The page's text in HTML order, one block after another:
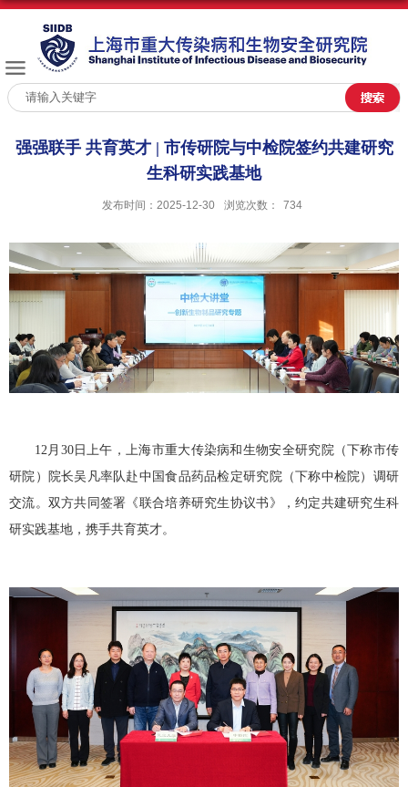
强强联手 共育英才 | 市传研院与中检院签约共建研究
生科研实践基地
发布时间：2025-12-30 浏览次数： 734
12月 30日上午，上海市重大传染病和生物安全研究院（下称市传
研院）院长吴凡率队赴中国食品药品检定研究院（下称中检院）调研
交流。双方共同签署《联合培养研究生协议书》，约定共建研究生科
研实践基地，携手共育英才。